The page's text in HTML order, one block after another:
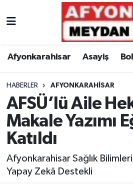
Afyonkarahisar Asayiş
HABERLER AFYONKARAHISAR
AFSÜ’lü Aile
Makale Yazımı
Katıldı
Afyonkarahisar Sağlık
Yapay Zekâ Destekli
Nöbetçi Eczaneler
Trafik Durumu
Süper Lig Puan Durumu ve
Tüm Manşetler
Son Dakika Haberleri